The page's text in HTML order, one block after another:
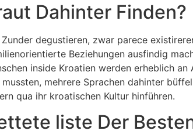
Dahinter Finden?
degustieren, zwar parece
Beziehungen ausfindig
inside Kroatien werden erheblich
mehrere Sprachen dahinter
qua ihr kroatischen Kultur hinführen.
liste Der